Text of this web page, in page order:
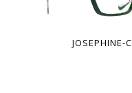
JOSEPHINE-C